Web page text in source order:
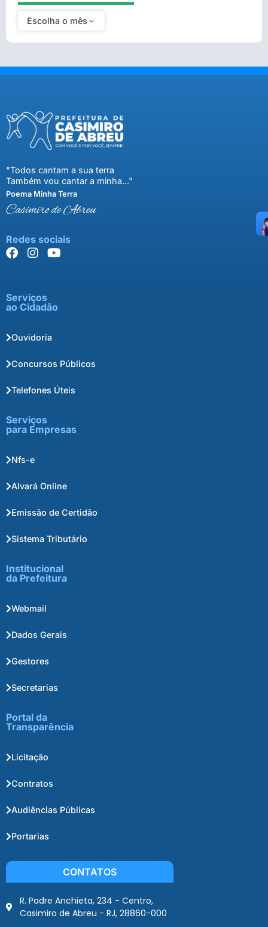
Escolha o mês
"Todos cantam a sua terra
Também vou cantar a minha..."
Poema Minha Terra
Casimiro de Abreu
Redes sociais
Serviços
ao Cidadão
Ouvidoria
Concursos Públicos
Telefones Úteis
Serviços
para Empresas
Nfs-e
Alvará Online
Emissão de Certidão
Sistema Tributário
Institucional
da Prefeitura
Webmail
Dados Gerais
Gestores
Secretarias
Portal da
Transparência
Licitação
Contratos
Audiências Públicas
Portarias
CONTATOS
R. Padre Anchieta, 234 - Centro,
Casimiro de Abreu - RJ, 28860-000